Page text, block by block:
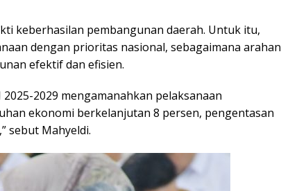
keberhasilan pembangunan daerah. Untuk itu,
dengan prioritas nasional, sebagaimana arahan
efektif dan efisien.
2029 mengamanahkan pelaksanaan
ekonomi berkelanjutan 8 persen, pengentasan
sebut Mahyeldi.